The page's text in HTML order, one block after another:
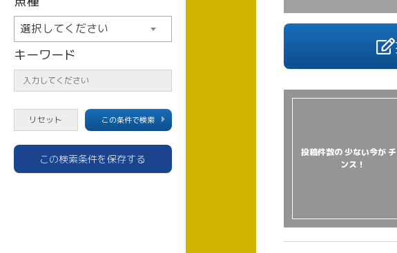
選択してください
キーワード
この条件で検索
この検索条件を保存する
投稿件数の 少ない今が チ
ンス！